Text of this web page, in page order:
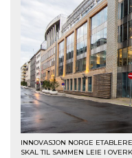
INNOVASJON NORGE
SKAL TIL SAMMEN LEIE I